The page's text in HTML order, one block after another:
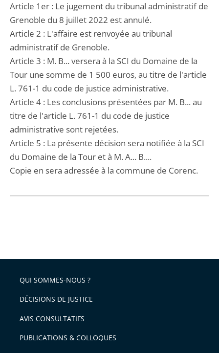
Article 1er : Le jugement du tribunal administratif de
Grenoble du 8 juillet 2022 est annulé.
Article 2 : L'affaire est renvoyée au tribunal
administratif de Grenoble.
Article 3 : M. B... versera à la SCI du Domaine de la
Tour une somme de 1 500 euros, au titre de l'article
L. 761-1 du code de justice administrative.
Article 4 : Les conclusions présentées par M. B... au
titre de l'article L. 761-1 du code de justice
administrative sont rejetées.
Article 5 : La présente décision sera notifiée à la SCI
du Domaine de la Tour et à M. A... B....
Copie en sera adressée à la commune de Corenc.
QUI SOMMES-NOUS ?
DÉCISIONS DE JUSTICE
AVIS CONSULTATIFS
PUBLICATIONS & COLLOQUES